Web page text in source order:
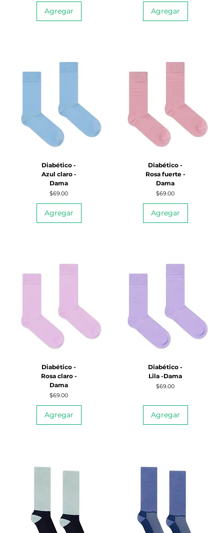
Agregar Agregar
Diabético -
Azul claro -
Dama
Precio
$69.00
Agregar
Diabético -
Rosa fuerte -
Dama
Precio
$69.00
Agregar
Diabético -
Rosa claro -
Dama
Precio
$69.00
Agregar
Diabético -
Lila -Dama
Precio
$69.00
Agregar